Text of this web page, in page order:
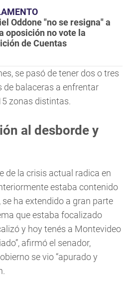
Oddone "no se resigna" a
oposición no vote la
de Cuentas
se pasó de tener dos o tres
balaceras a enfrentar
zonas distintas.
al desborde y
de la crisis actual radica en
estaba contenido
ha extendido a gran parte
que estaba focalizado
y hoy tenés a Montevideo
afirmó el senador,
se vio “apurado y